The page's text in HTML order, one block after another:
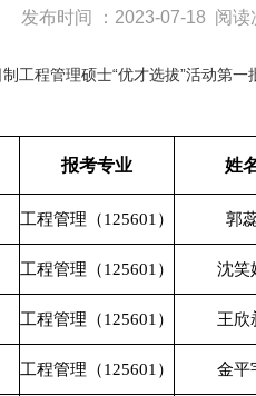
发布时间 ：2023-07-18 阅读
管理硕士“优才选拔”活动第一
报考专业 姓
工程管理（125601） 郭
工程管理（125601） 沈笑
工程管理（125601） 王欣
工程管理（125601） 金平